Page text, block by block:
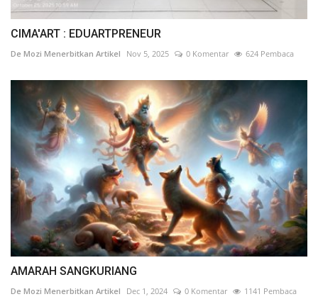
CIMA'ART : EDUARTPRENEUR
De Mozi Menerbitkan Artikel Nov 5, 2025 0 Komentar 624 Pembaca
AMARAH SANGKURIANG
De Mozi Menerbitkan Artikel Dec 1, 2024 0 Komentar 1141 Pembaca